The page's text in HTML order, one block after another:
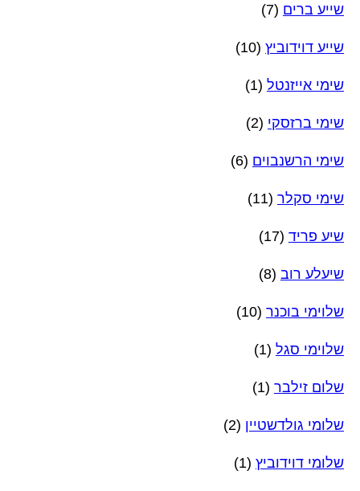
שייע ברים (7)
שייע דוידוביץ (10)
שימי אייזנטל (1)
שימי ברזסקי (2)
שימי הרשנבוים (6)
שימי סקלר (11)
שיע פריד (17)
שיעלע רוב (8)
שלוימי בוכנר (10)
שלוימי סגל (1)
שלום זילבר (1)
שלומי גולדשטיין (2)
שלומי דוידוביץ (1)